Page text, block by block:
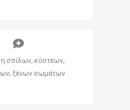
σπίλων, κύστεων,
ξένων σωμάτων